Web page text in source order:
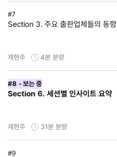
#7
Section 3. 주요 출판업체들의 동향
제현주 4분 분량
#8 - 보는 중
Section 6. 세션별 인사이트 요약
제현주 31분 분량
#9